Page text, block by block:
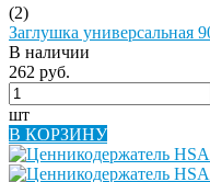
(2)
Заглушка универсальная
В наличии
262 руб.
шт
В КОРЗИНУ